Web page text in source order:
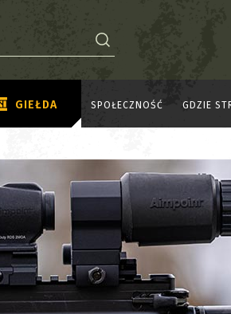
GIEŁDA SPOŁECZNOŚĆ GDZIE